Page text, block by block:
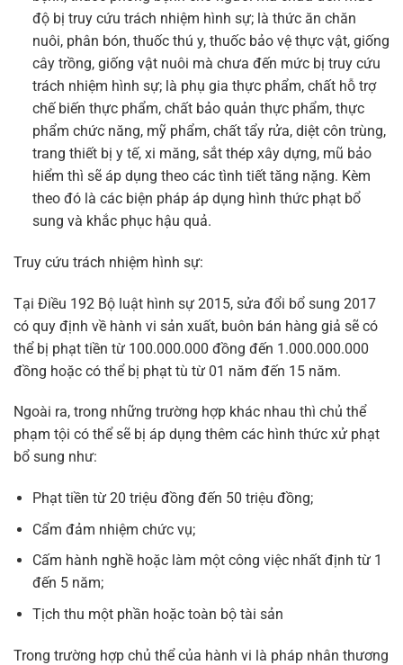
độ bị truy cứu trách nhiệm hình sự; là thức ăn chăn
nuôi, phân bón, thuốc thú y, thuốc bảo vệ thực vật, giống
cây trồng, giống vật nuôi mà chưa đến mức bị truy cứu
trách nhiệm hình sự; là phụ gia thực phẩm, chất hỗ trợ
chế biến thực phẩm, chất bảo quản thực phẩm, thực
phẩm chức năng, mỹ phẩm, chất tẩy rửa, diệt côn trùng,
trang thiết bị y tế, xi măng, sắt thép xây dựng, mũ bảo
hiểm thì sẽ áp dụng theo các tình tiết tăng nặng. Kèm
theo đó là các biện pháp áp dụng hình thức phạt bổ
sung và khắc phục hậu quả.
Truy cứu trách nhiệm hình sự:
Tại Điều 192 Bộ luật hình sự 2015, sửa đổi bổ sung 2017
có quy định về hành vi sản xuất, buôn bán hàng giả sẽ có
thể bị phạt tiền từ 100.000.000 đồng đến 1.000.000.000
đồng hoặc có thể bị phạt tù từ 01 năm đến 15 năm.
Ngoài ra, trong những trường hợp khác nhau thì chủ thể
phạm tội có thể sẽ bị áp dụng thêm các hình thức xử phạt
bổ sung như:
Phạt tiền từ 20 triệu đồng đến 50 triệu đồng;
Cẩm đảm nhiệm chức vụ;
Cấm hành nghề hoặc làm một công việc nhất định từ 1
đến 5 năm;
Tịch thu một phần hoặc toàn bộ tài sản
Trong trường hợp chủ thể của hành vi là pháp nhân thương